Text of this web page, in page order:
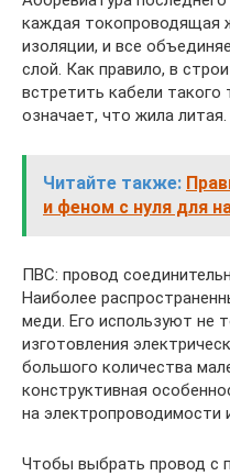
каждая токопроводящая
изоляции, и все
слой. Как правило, в
встретить кабели
означает, что жила литая.
Читайте также:
и феном с нуля для
ПВС: провод
Наиболее
меди. Его используют не
изготовления
большого количества
конструктивная
на электропроводимости
Чтобы выбрать провод с